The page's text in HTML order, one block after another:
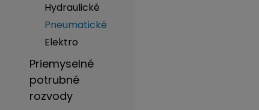
Hydraulické
Pneumatické
Elektro
Priemyselné
potrubné
rozvody